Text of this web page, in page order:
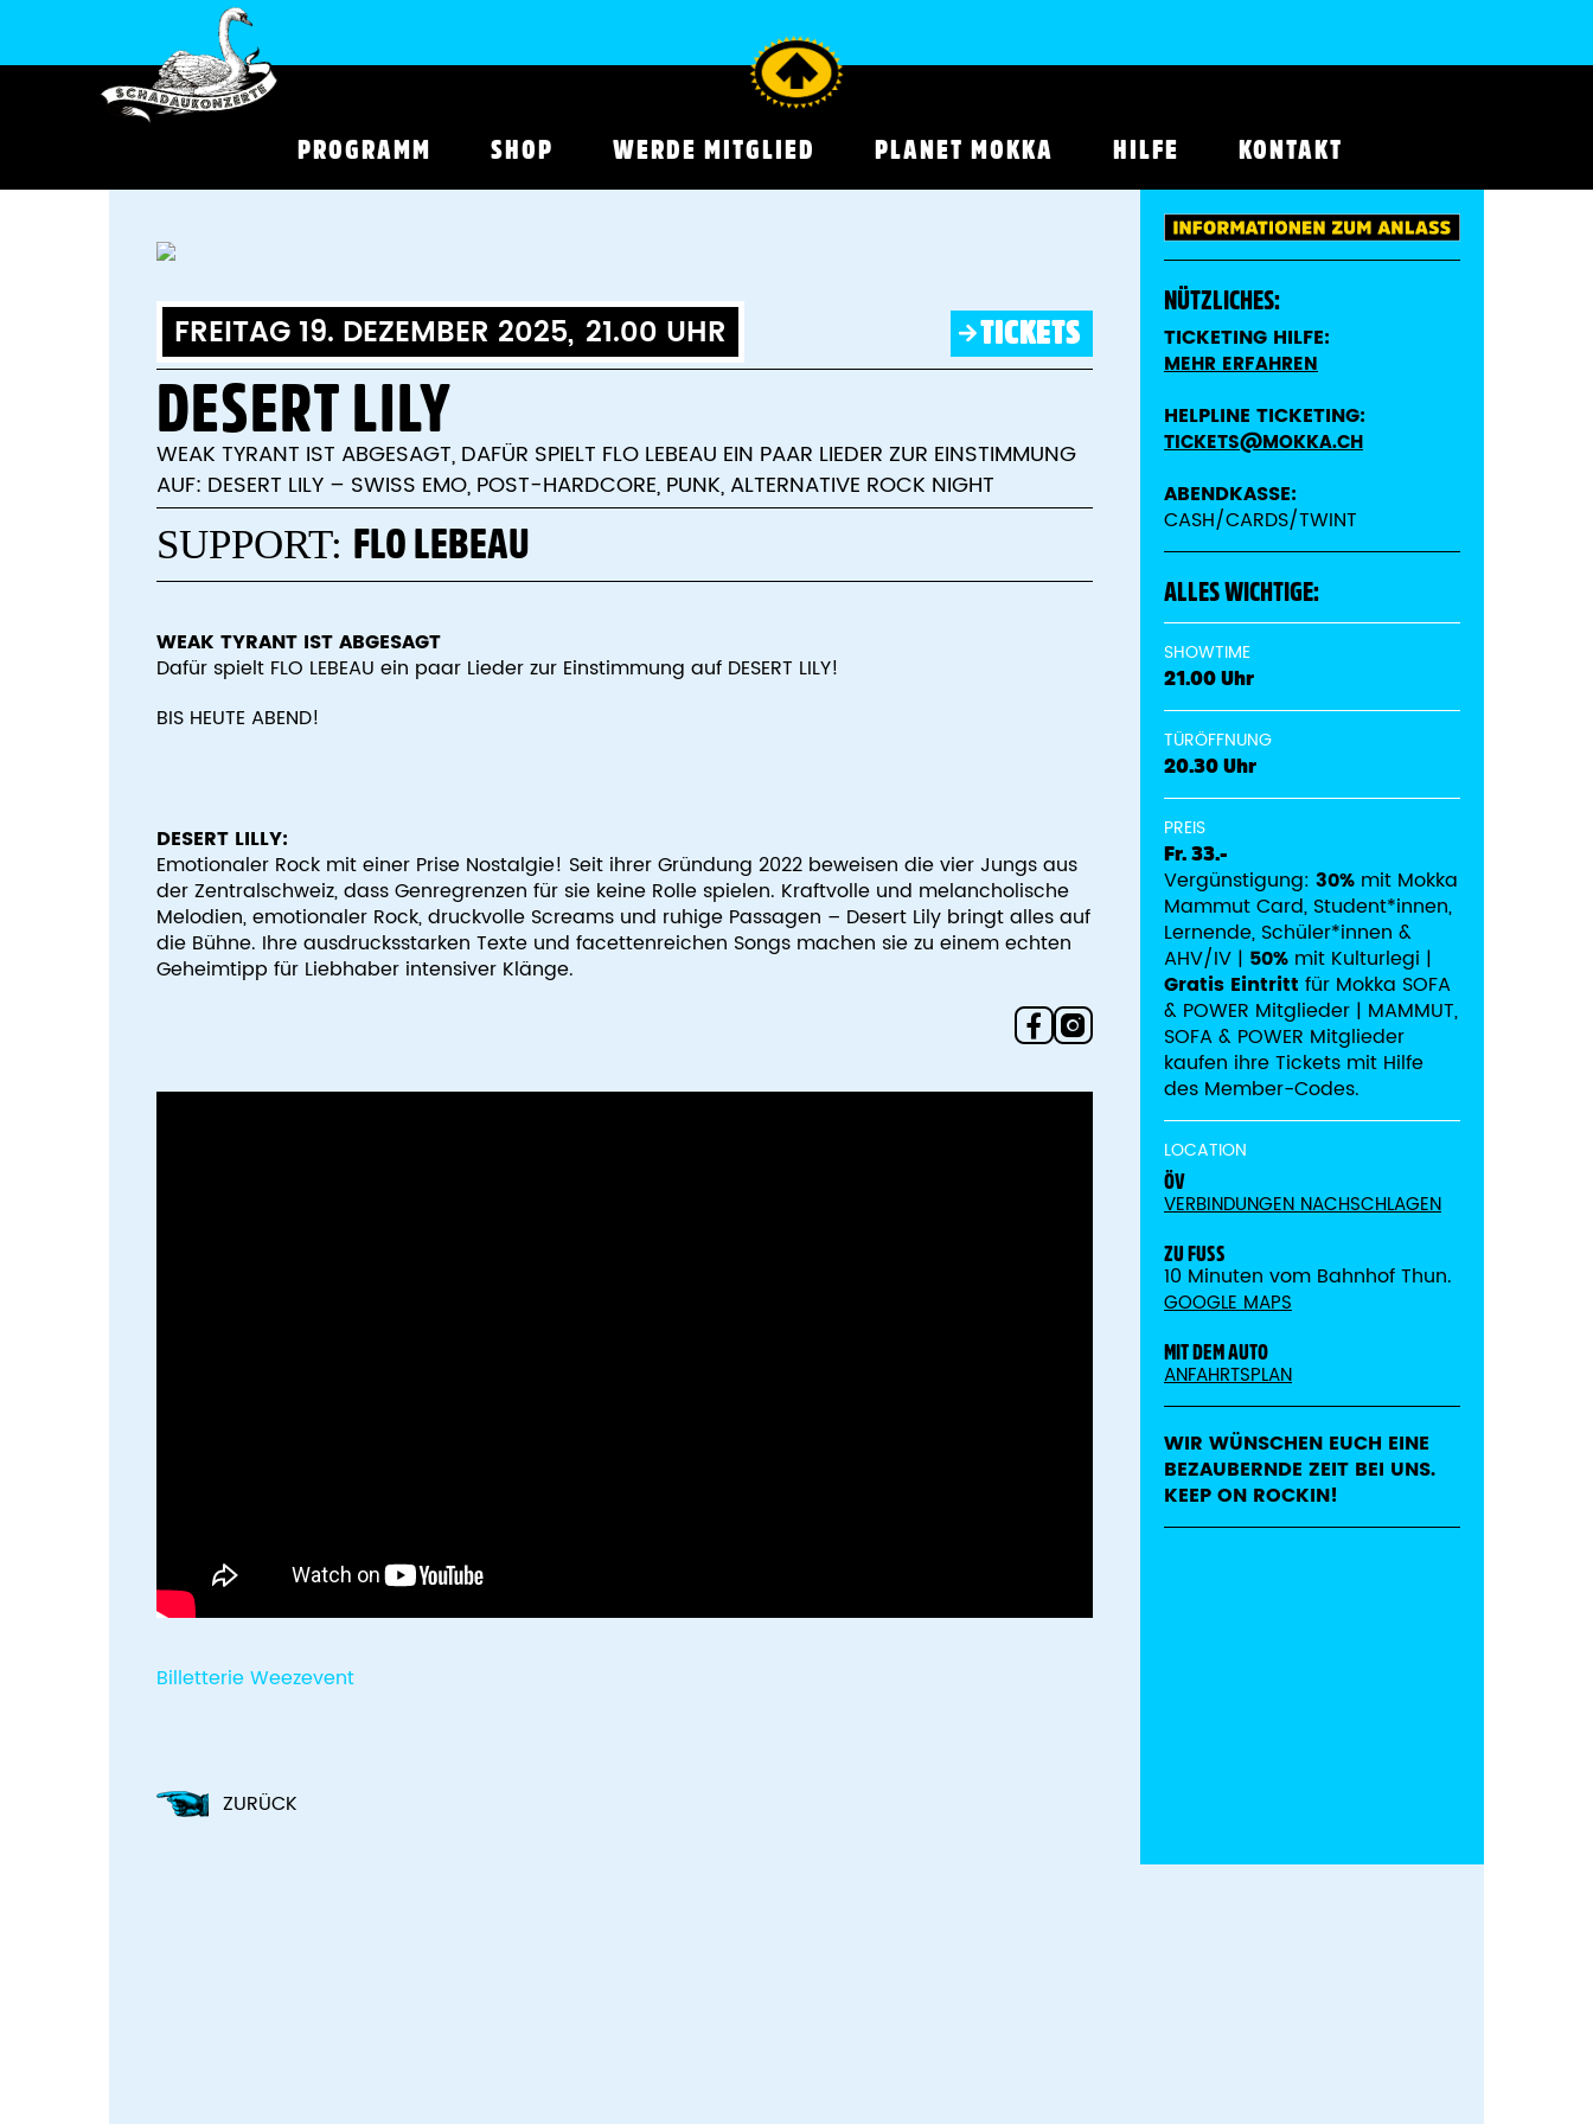
PROGRAMM SHOP WERDE MITGLIED PLANET MOKKA HILFE KONTAKT
FREITAG 19. DEZEMBER 2025, 21.00 UHR TICKETS
DESERT LILY
WEAK TYRANT IST ABGESAGT, DAFÜR SPIELT FLO LEBEAU EIN PAAR LIEDER ZUR EINSTIMMUNG
AUF: DESERT LILY – SWISS EMO, POST-HARDCORE, PUNK, ALTERNATIVE ROCK NIGHT
SUPPORT: FLO LEBEAU
WEAK TYRANT IST ABGESAGT
Dafür spielt FLO LEBEAU ein paar Lieder zur Einstimmung auf DESERT LILY!
BIS HEUTE ABEND!
DESERT LILLY:
Emotionaler Rock mit einer Prise Nostalgie! Seit ihrer Gründung 2022 beweisen die vier Jungs aus
der Zentralschweiz, dass Genregrenzen für sie keine Rolle spielen. Kraftvolle und melancholische
Melodien, emotionaler Rock, druckvolle Screams und ruhige Passagen – Desert Lily bringt alles auf
die Bühne. Ihre ausdrucksstarken Texte und facettenreichen Songs machen sie zu einem echten
Geheimtipp für Liebhaber intensiver Klänge.
Billetterie Weezevent
ZURÜCK
NÜTZLICHES:
TICKETING HILFE:
MEHR ERFAHREN
HELPLINE TICKETING:
TICKETS@MOKKA.CH
ABENDKASSE:
CASH/CARDS/TWINT
ALLES WICHTIGE:
SHOWTIME
21.00 Uhr
TÜRÖFFNUNG
20.30 Uhr
PREIS
Fr. 33.-
Vergünstigung: 30% mit Mokka
Mammut Card, Student*innen,
Lernende, Schüler*innen &
AHV/IV | 50% mit Kulturlegi |
Gratis Eintritt für Mokka SOFA
& POWER Mitglieder | MAMMUT,
SOFA & POWER Mitglieder
kaufen ihre Tickets mit Hilfe
des Member-Codes.
LOCATION
ÖV
VERBINDUNGEN NACHSCHLAGEN
ZU FUSS
10 Minuten vom Bahnhof Thun.
GOOGLE MAPS
MIT DEM AUTO
ANFAHRTSPLAN
WIR WÜNSCHEN EUCH EINE
BEZAUBERNDE ZEIT BEI UNS.
KEEP ON ROCKIN!